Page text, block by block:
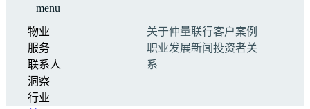
menu
物业
服务
联系人
洞察
行业
关于仲量联行客户案例
职业发展新闻投资者关
系